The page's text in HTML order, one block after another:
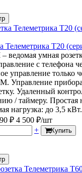
Телеметрика Т20
ведомая умная
с телефона
управление только
Управление
Удаленный
/ таймеру. Простая
нагрузка: до 3,5
₽ 4 500 ₽/шт
+ Купить